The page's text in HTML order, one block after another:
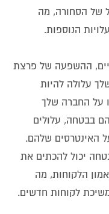
של הסחורה, מה
הנוספות.
ההשפעה של פרצת
עלולה להיות
על החברה שלך
בבטחה, עלולים
האינטרסים שלהם.
יכול להכתים את
הלקוחות, מה
לקוחות חדשים.